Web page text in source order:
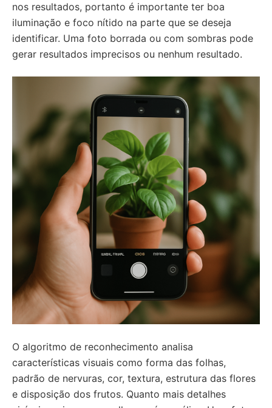
nos resultados, portanto é importante ter boa
iluminação e foco nítido na parte que se deseja
identificar. Uma foto borrada ou com sombras pode
gerar resultados imprecisos ou nenhum resultado.
O algoritmo de reconhecimento analisa
características visuais como forma das folhas,
padrão de nervuras, cor, textura, estrutura das flores
e disposição dos frutos. Quanto mais detalhes